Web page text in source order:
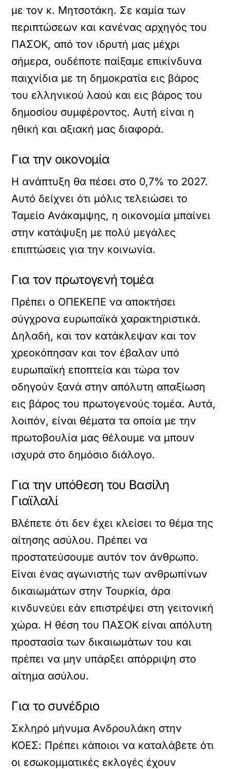
με τον κ. Μητσοτάκη. Σε καμία των
περιπτώσεων και κανένας αρχηγός του
ΠΑΣΟΚ, από τον ιδρυτή μας μέχρι
σήμερα, ουδέποτε παίξαμε επικίνδυνα
παιχνίδια με τη δημοκρατία εις βάρος
του ελληνικού λαού και εις βάρος του
δημοσίου συμφέροντος. Αυτή είναι η
ηθική και αξιακή μας διαφορά.
Για την οικονομία
Η ανάπτυξη θα πέσει στο 0,7% το 2027.
Αυτό δείχνει ότι μόλις τελειώσει το
Ταμείο Ανάκαμψης, η οικονομία μπαίνει
στην κατάψυξη με πολύ μεγάλες
επιπτώσεις για την κοινωνία.
Για τον πρωτογενή τομέα
Πρέπει ο ΟΠΕΚΕΠΕ να αποκτήσει
σύγχρονα ευρωπαϊκά χαρακτηριστικά.
Δηλαδή, και τον κατάκλεψαν και τον
χρεοκόπησαν και τον έβαλαν υπό
ευρωπαϊκή εποπτεία και τώρα τον
οδηγούν ξανά στην απόλυτη απαξίωση
εις βάρος του πρωτογενούς τομέα. Αυτά,
λοιπόν, είναι θέματα τα οποία με την
πρωτοβουλία μας θέλουμε να μπουν
ισχυρά στο δημόσιο διάλογο.
Για την υπόθεση του Βασίλη
Γιαϊλαλί
Βλέπετε ότι δεν έχει κλείσει το θέμα της
αίτησης ασύλου. Πρέπει να
προστατεύσουμε αυτόν τον άνθρωπο.
Είναι ένας αγωνιστής των ανθρωπίνων
δικαιωμάτων στην Τουρκία, άρα
κινδυνεύει εάν επιστρέψει στη γειτονική
χώρα. Η θέση του ΠΑΣΟΚ είναι απόλυτη
προστασία των δικαιωμάτων του και
πρέπει να μην υπάρξει απόρριψη στο
αίτημα ασύλου.
Για το συνέδριο
Σκληρό μήνυμα Ανδρουλάκη στην
ΚΟΕΣ: Πρέπει κάποιοι να καταλάβετε ότι
οι εσωκομματικές εκλογές έχουν